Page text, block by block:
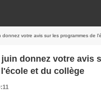
votre avis sur les programmes de
juin donnez votre avis
et du collège